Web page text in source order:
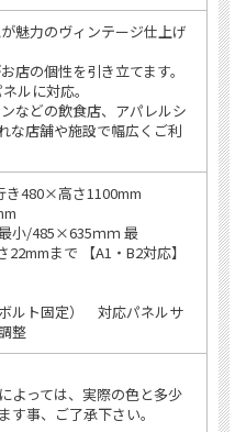
魅力のヴィンテージ仕上げ
店の個性を引き立てます。
ルに対応。
などの飲食店、アパレルシ
な店舗や施設で幅広くご利
480×高さ1100mm
小/485×635ｍｍ 最
まで 【A1・B2対応】
ルト固定） 対応パネルサ
整
よっては、実際の色と多少
す事、ご了承下さい。